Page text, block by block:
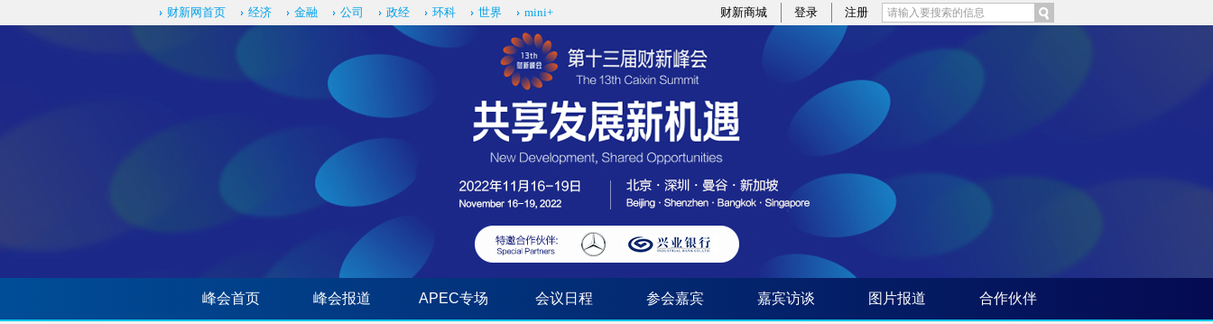
财新商城 登录 注册
财新网首页 经济 金融 公司 政经 环科 世界 mini+
峰会首页 峰会报道 APEC专场 会议日程 参会嘉宾 嘉宾访谈 图片报道 合作伙伴